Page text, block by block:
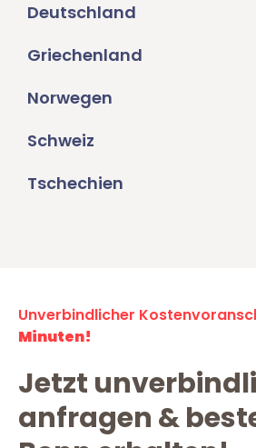
Deutschland
Griechenland
Norwegen
Schweiz
Tschechien
Unverbindlicher
Minuten!
Jetzt
anfragen &